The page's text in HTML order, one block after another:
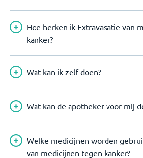
Hoe herken ik Extravasatie van
kanker?
Wat kan ik zelf doen?
Wat kan de apotheker voor mij
Welke medicijnen worden
van medicijnen tegen kanker?